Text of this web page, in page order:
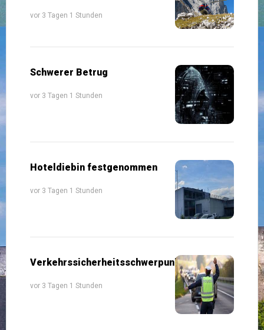
vor 3 Tagen 1 Stunden
Schwerer Betrug
vor 3 Tagen 1 Stunden
Hoteldiebin festgenommen
vor 3 Tagen 1 Stunden
Verkehrssicherheitsschwerpunkte
vor 3 Tagen 1 Stunden